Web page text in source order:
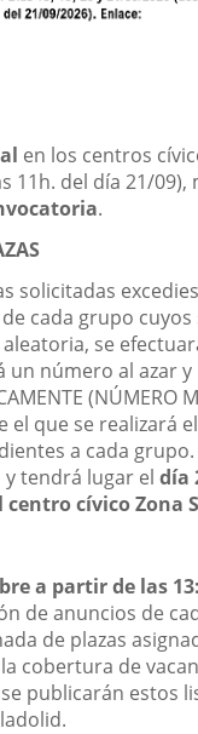
en los centros
11h. del día 21/09),
.
solicitadas
cada grupo
se
un número al azar
(NÚMERO
el que se realizará
a cada
tendrá lugar el día
centro cívico Zona
a partir de las
de anuncios de
de plazas
cobertura de
publicarán estos